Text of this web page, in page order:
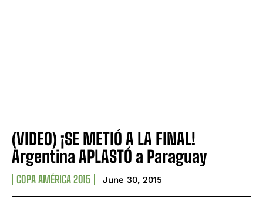
(VIDEO) ¡SE METIÓ A LA FINAL!
Argentina APLASTÓ a Paraguay
COPA AMÉRICA 2015 June 30, 2015